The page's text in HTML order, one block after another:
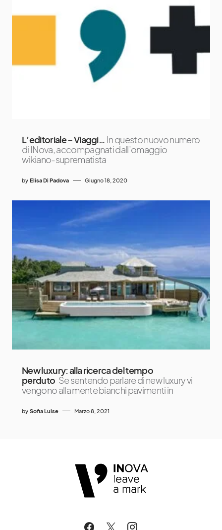
L’editoriale – Viaggi… In questo nuovo numero
di INova, accompagnati dall’omaggio
wikiano-suprematista
by Elisa Di Padova Giugno 18, 2020
New luxury: alla ricerca del tempo
perduto Se sentendo parlare di new luxury vi
vengono alla mente bianchi pavimenti in
by Sofia Luise Marzo 8, 2021